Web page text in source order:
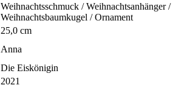
Weihnachtsschmuck / Weihnachtsanhänger /
Weihnachtsbaumkugel / Ornament
25,0 cm
Anna
Die Eiskönigin
2021